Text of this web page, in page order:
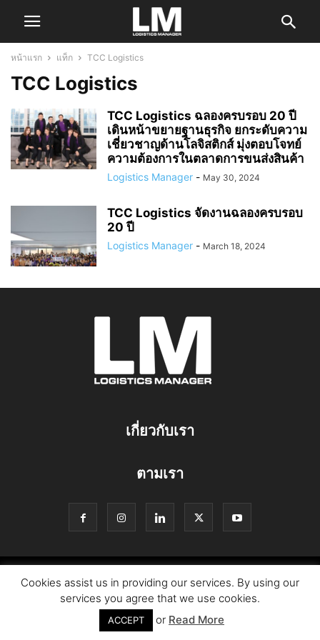
หน้าแรก แท็ก TCC Logistics
TCC Logistics
TCC Logistics ฉลองครบรอบ 20 ปี
เดินหน้าขยายฐานธุรกิจ ยกระดับความ
เชี่ยวชาญด้านโลจิสติกส์ มุ่งตอบโจทย์
ความต้องการในตลาดการขนส่งสินค้า
Logistics Manager - May 30, 2024
TCC Logistics จัดงานฉลองครบรอบ
20 ปี
Logistics Manager - March 18, 2024
เกี่ยวกับเรา
ตามเรา
© Copyright Logistics Manager
Cookies assist us in providing our services. By using our
services you agree that we use cookies.
ACCEPT or Read More